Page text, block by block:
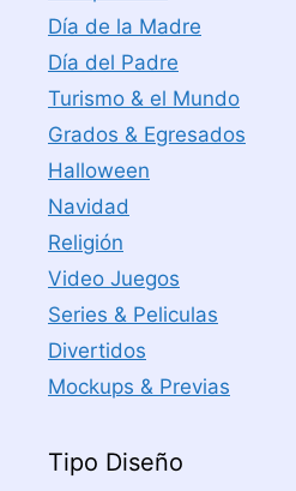
Día de la Madre
Día del Padre
Turismo & el Mundo
Grados & Egresados
Halloween
Navidad
Religión
Video Juegos
Series & Peliculas
Divertidos
Mockups & Previas
Tipo Diseño